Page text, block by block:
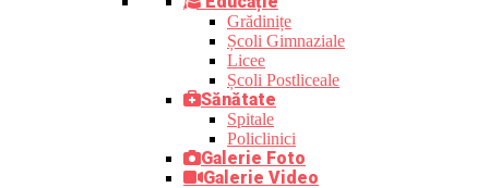
Grădinițe
Școli Gimnaziale
Licee
Școli Postliceale
Sănătate
Spitale
Policlinici
Galerie Foto
Galerie Video